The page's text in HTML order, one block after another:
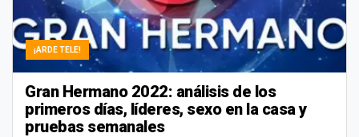
¡ARDE TELE!
Gran Hermano 2022: análisis de los
primeros días, líderes, sexo en la casa y
pruebas semanales